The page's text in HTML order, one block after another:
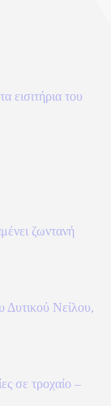
εισιτήρια του
ζωντανή
Δυτικού Νείλου,
σε τροχαίο –